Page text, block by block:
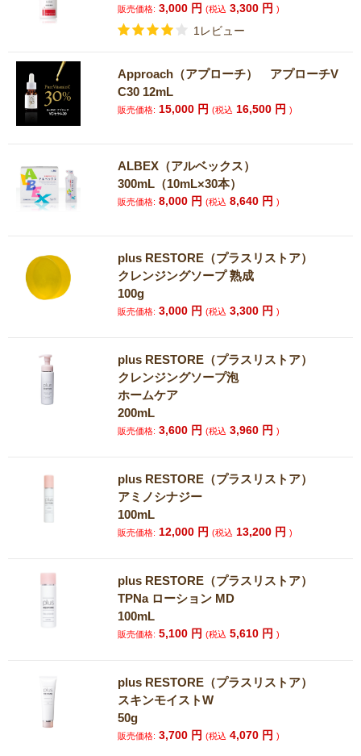
販売価格: 3,000 円(税込 3,300 円)
1レビュー
Approach（アプローチ） アプローチV
C30 12mL
販売価格: 15,000 円(税込 16,500 円)
ALBEX（アルベックス）
300mL（10mL×30本）
販売価格: 8,000 円(税込 8,640 円)
plus RESTORE（プラスリストア）
クレンジングソープ 熟成
100g
販売価格: 3,000 円(税込 3,300 円)
plus RESTORE（プラスリストア）
クレンジングソープ泡
ホームケア
200mL
販売価格: 3,600 円(税込 3,960 円)
plus RESTORE（プラスリストア）
アミノシナジー
100mL
販売価格: 12,000 円(税込 13,200 円)
plus RESTORE（プラスリストア）
TPNa ローション MD
100mL
販売価格: 5,100 円(税込 5,610 円)
plus RESTORE（プラスリストア）
スキンモイストW
50g
販売価格: 3,700 円(税込 4,070 円)